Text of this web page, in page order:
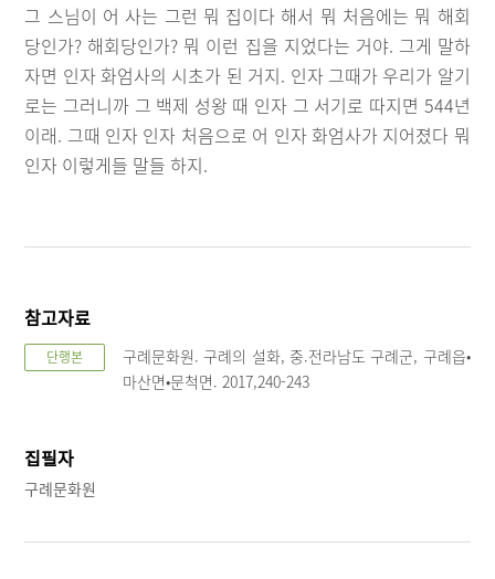
그 스님이 어 사는 그런 뭐 집이다 해서 뭐 처음에는 뭐 해회
당인가? 해회당인가? 뭐 이런 집을 지었다는 거야. 그게 말하
자면 인자 화엄사의 시초가 된 거지. 인자 그때가 우리가 알기
로는 그러니까 그 백제 성왕 때 인자 그 서기로 따지면 544년
이래. 그때 인자 인자 처음으로 어 인자 화엄사가 지어졌다 뭐
인자 이렇게들 말들 하지.
참고자료
단행본
구례문화원. 구례의 설화, 중.전라남도 구례군, 구례읍•
마산면•문척면. 2017,240-243
집필자
구례문화원